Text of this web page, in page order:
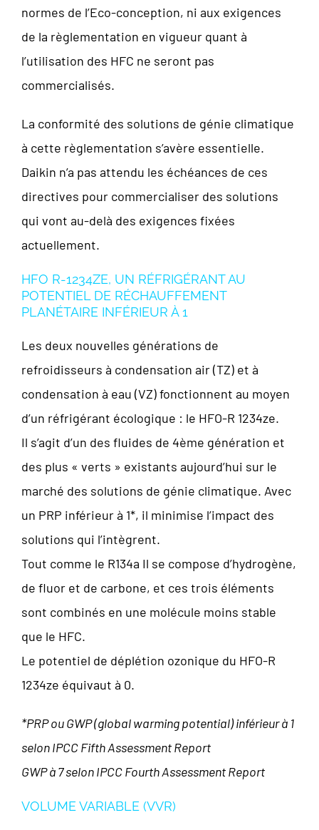
normes de l’Eco-conception, ni aux exigences
de la règlementation en vigueur quant à
l’utilisation des HFC ne seront pas
commercialisés.
La conformité des solutions de génie climatique
à cette règlementation s’avère essentielle.
Daikin n’a pas attendu les échéances de ces
directives pour commercialiser des solutions
qui vont au-delà des exigences fixées
actuellement.
HFO R-1234ZE, UN RÉFRIGÉRANT AU
POTENTIEL DE RÉCHAUFFEMENT
PLANÉTAIRE INFÉRIEUR À 1
Les deux nouvelles générations de
refroidisseurs à condensation air (TZ) et à
condensation à eau (VZ) fonctionnent au moyen
d’un réfrigérant écologique : le HFO-R 1234ze.
Il s’agit d’un des fluides de 4ème génération et
des plus « verts » existants aujourd’hui sur le
marché des solutions de génie climatique. Avec
un PRP inférieur à 1*, il minimise l’impact des
solutions qui l’intègrent.
Tout comme le R134a Il se compose d’hydrogène,
de fluor et de carbone, et ces trois éléments
sont combinés en une molécule moins stable
que le HFC.
Le potentiel de déplétion ozonique du HFO-R
1234ze équivaut à 0.
*PRP ou GWP (global warming potential) inférieur à 1
selon IPCC Fifth Assessment Report
GWP à 7 selon IPCC Fourth Assessment Report
VOLUME VARIABLE (VVR)